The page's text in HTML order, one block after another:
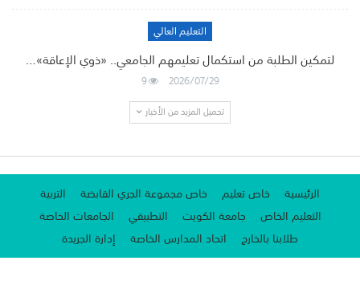
التعليم العالي
لتمكين الطلبة من استكمال تعليمهم الجامعي.. «ذوي الإعاقة»…
2026/07/29
9
تحميل المزيد من الأخبار
الرئيسية خاص تعليم خاص مجموعة الجري القابضة
التربية
التعليم الخاص
جامعة الكويت التطبيقي
الجامعات الخاصة
طلابنا بالخارج
اتحاد المدارس الخاصة إدارة الجريدة